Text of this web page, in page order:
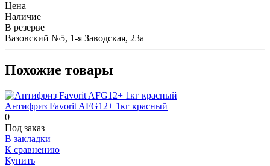
Цена
Наличие
В резерве
Вазовский №5, 1-я Заводская, 23а
Похожие товары
Антифриз Favorit AFG12+ 1кг красный
0
Под заказ
В закладки
К сравнению
Купить